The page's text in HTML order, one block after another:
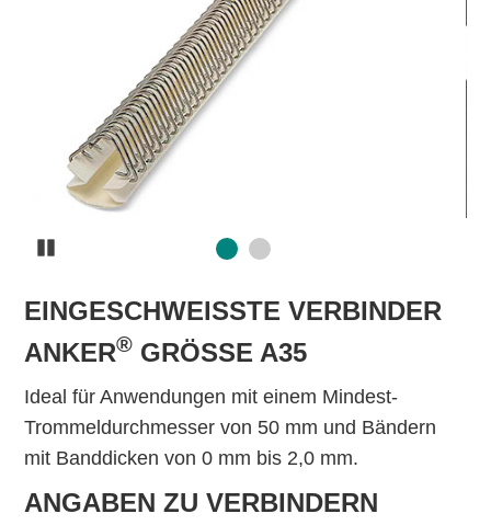
EINGESCHWEISSTE VERBINDER A
NKER
® GRÖSSE A35
Ideal für Anwendungen mit einem Mindest-
Trommeldurchmesser von 50 mm und Bändern
mit Banddicken von 0 mm bis 2,0 mm.
ANGABEN ZU VERBINDERN